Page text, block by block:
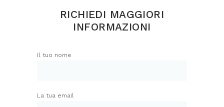
RICHIEDI MAGGIORI
INFORMAZIONI
Il tuo nome
La tua email